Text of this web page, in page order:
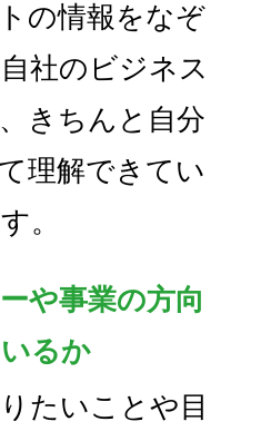
の情報をなぞ
社のビジネス
きちんと自分
理解できてい
。
や事業の方向
るか
たいことや目